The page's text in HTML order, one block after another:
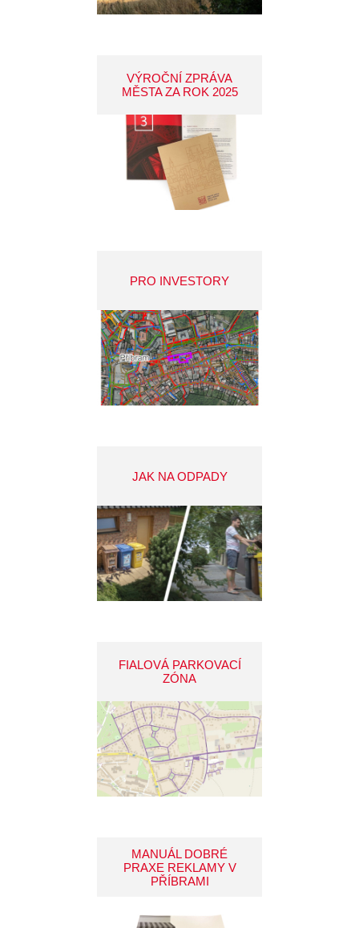
VÝROČNÍ ZPRÁVA
MĚSTA ZA ROK 2025
PRO INVESTORY
JAK NA ODPADY
FIALOVÁ PARKOVACÍ
ZÓNA
MANUÁL DOBRÉ
PRAXE REKLAMY V
PŘÍBRAMI